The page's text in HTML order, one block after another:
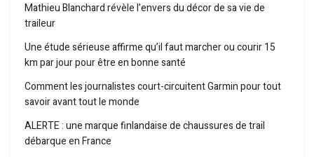
Mathieu Blanchard révèle l’envers du décor de sa vie de
traileur
Une étude sérieuse affirme qu’il faut marcher ou courir 15
km par jour pour être en bonne santé
Comment les journalistes court-circuitent Garmin pour tout
savoir avant tout le monde
ALERTE : une marque finlandaise de chaussures de trail
débarque en France